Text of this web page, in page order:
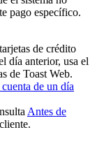
pago específico.
de crédito
día anterior, usa el
de Toast Web.
de un día
Antes de